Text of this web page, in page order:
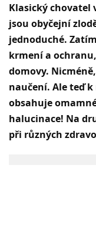
Klasický chovatel
jsou obyčejní
jednoduché.
krmení a
domovy.
naučení. Ale teď
obsahuje
halucinace! Na
při různých